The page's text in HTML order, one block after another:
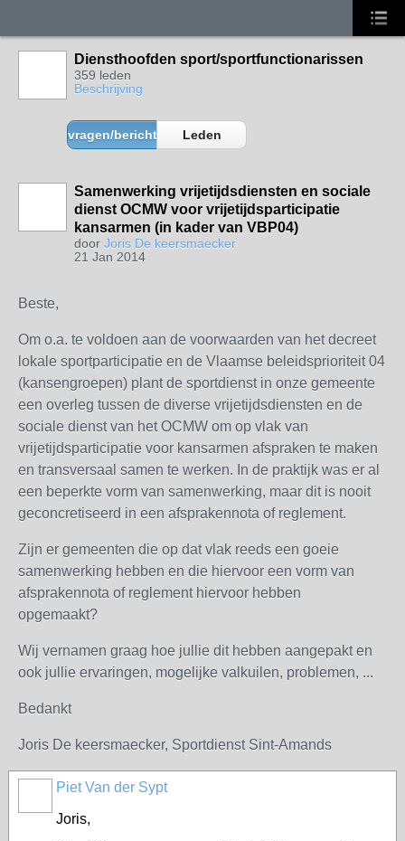
Diensthoofden sport/sportfunctionarissen
359 leden
Beschrijving
vragen/berichten Leden
Samenwerking vrijetijdsdiensten en sociale
dienst OCMW voor vrijetijdsparticipatie
kansarmen (in kader van VBP04)
door Joris De keersmaecker
21 Jan 2014
Beste,
Om o.a. te voldoen aan de voorwaarden van het decreet
lokale sportparticipatie en de Vlaamse beleidsprioriteit 04
(kansengroepen) plant de sportdienst in onze gemeente
een overleg tussen de diverse vrijetijdsdiensten en de
sociale dienst van het OCMW om op vlak van
vrijetijdsparticipatie voor kansarmen afspraken te maken
en transversaal samen te werken. In de praktijk was er al
een beperkte vorm van samenwerking, maar dit is nooit
geconcretiseerd in een afsprakennota of reglement.
Zijn er gemeenten die op dat vlak reeds een goeie
samenwerking hebben en die hiervoor een vorm van
afsprakennota of reglement hiervoor hebben
opgemaakt?
Wij vernamen graag hoe jullie dit hebben aangepakt en
ook jullie ervaringen, mogelijke valkuilen, problemen, ...
Bedankt
Joris De keersmaecker, Sportdienst Sint-Amands
Piet Van der Sypt
Joris,